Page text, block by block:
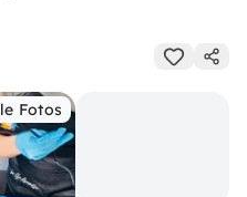
Fotos